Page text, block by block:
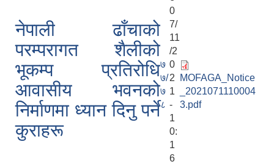
नेपाली ढाँचाको
परम्परागत शैलीको
भूकम्प प्रतिरोधि
आवासीय भवनको
निर्माणमा ध्यान दिनु पर्ने
कुराहरू
७
७/
७
८
0
7/
11
/2
0
2
1
-
1
0:
1
6
MOFAGA_Notice
_2021071110004
3.pdf